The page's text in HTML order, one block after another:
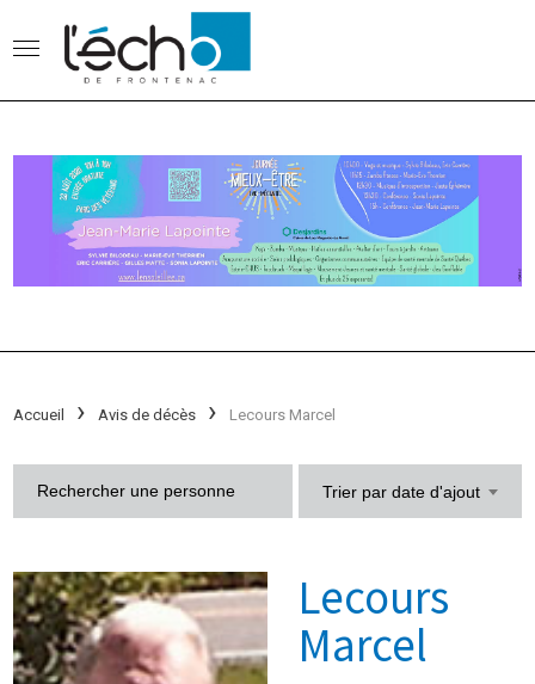
Accueil Avis de décès Lecours Marcel
Trier par date d'ajout
Lecours
Marcel